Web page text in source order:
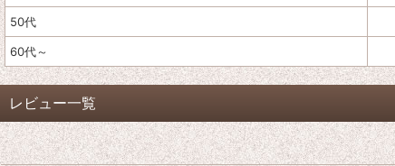
50代
60代～
レビュー一覧